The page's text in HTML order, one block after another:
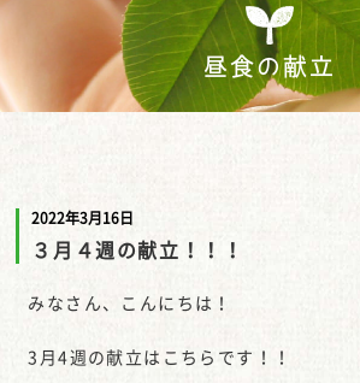
昼食の献立
2022年3月16日
３月４週の献立！！！
みなさん、こんにちは！
3月4週の献立はこちらです！！